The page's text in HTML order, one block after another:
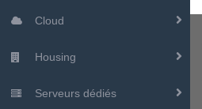
Cloud
Housing
Serveurs dédiés